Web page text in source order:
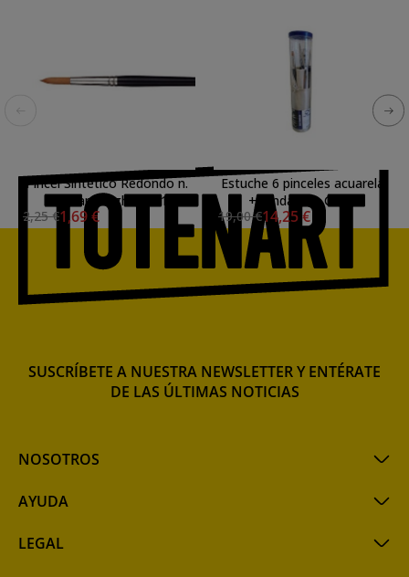
Pincel Sintetico Redondo n.
2/0 Van Gogh S. 191
2,25 €1,69 €
Estuche 6 pinceles acuarela
+ funda Van Gogh
19,00 €14,25 €
NOSOTROS
AYUDA
LEGAL
SUSCRÍBETE A NUESTRA NEWSLETTER Y ENTÉRATE
DE LAS ÚLTIMAS NOTICIAS